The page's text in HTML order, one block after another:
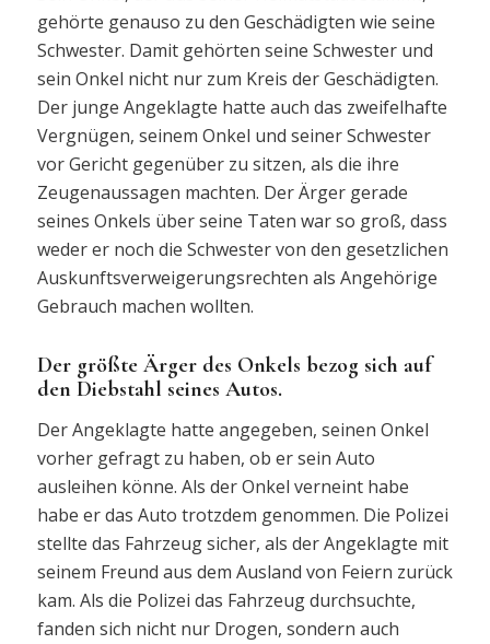
gehörte genauso zu den Geschädigten wie seine
Schwester. Damit gehörten seine Schwester und
sein Onkel nicht nur zum Kreis der Geschädigten.
Der junge Angeklagte hatte auch das zweifelhafte
Vergnügen, seinem Onkel und seiner Schwester
vor Gericht gegenüber zu sitzen, als die ihre
Zeugenaussagen machten. Der Ärger gerade
seines Onkels über seine Taten war so groß, dass
weder er noch die Schwester von den gesetzlichen
Auskunftsverweigerungsrechten als Angehörige
Gebrauch machen wollten.
Der größte Ärger des Onkels bezog sich auf
den Diebstahl seines Autos.
Der Angeklagte hatte angegeben, seinen Onkel
vorher gefragt zu haben, ob er sein Auto
ausleihen könne. Als der Onkel verneint habe
habe er das Auto trotzdem genommen. Die Polizei
stellte das Fahrzeug sicher, als der Angeklagte mit
seinem Freund aus dem Ausland von Feiern zurück
kam. Als die Polizei das Fahrzeug durchsuchte,
fanden sich nicht nur Drogen, sondern auch